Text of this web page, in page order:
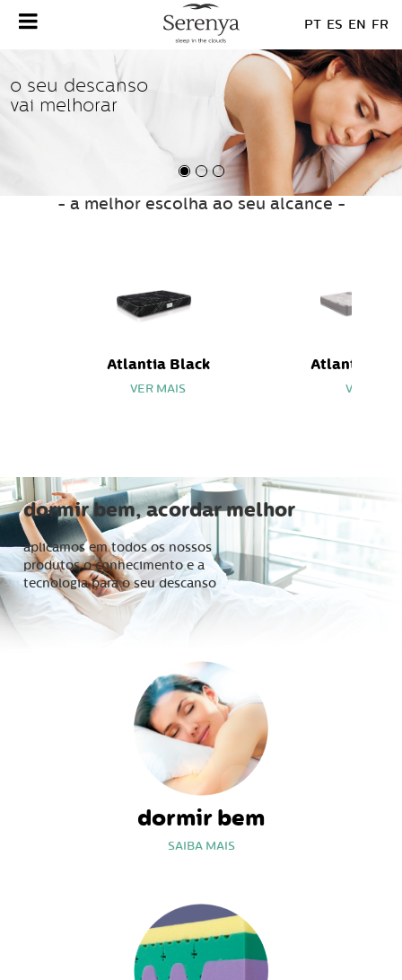
PT ES EN FR
o seu descanso
vai melhorar
tecnologia para
um sono
conforto para
sempre
- a melhor escolha ao seu alcance -
Atlantia Black
VER MAIS
Atlantia
VER MAIS
dormir bem, acordar melhor
aplicamos em todos os nossos
produtos o conhecimento e a
tecnologia para o seu descanso
dormir bem
SAIBA MAIS